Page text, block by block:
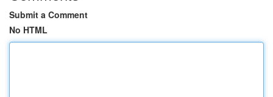
Submit a Comment
No HTML